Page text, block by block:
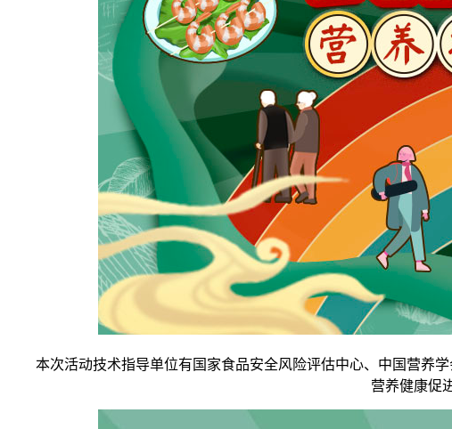
本次活动技术指导单位有国家食品安全风险评估中心、中国营养学
营养健康促